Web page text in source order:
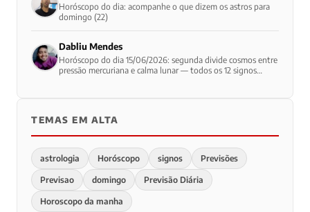
Horóscopo do dia: acompanhe o que dizem os astros para
domingo (22)
Dabliu Mendes
Horóscopo do dia 15/06/2026: segunda divide cosmos entre
pressão mercuriana e calma lunar — todos os 12 signos
TEMAS EM ALTA
astrologia Horóscopo signos Previsões
Previsao domingo Previsão Diária
Horoscopo da manha